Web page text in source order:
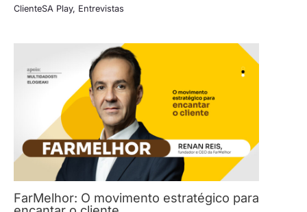
ClienteSA Play, Entrevistas
FarMelhor: O movimento estratégico para